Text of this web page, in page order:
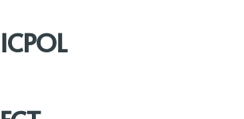
ICPOL